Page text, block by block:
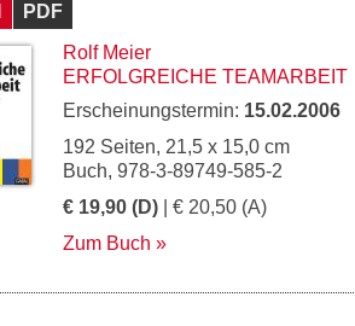
PDF
Rolf Meier
ERFOLGREICHE TEAMARBEIT
Erscheinungstermin: 15.02.2006
192 Seiten, 21,5 x 15,0 cm
Buch, 978-3-89749-585-2
€ 19,90 (D) | € 20,50 (A)
Zum Buch